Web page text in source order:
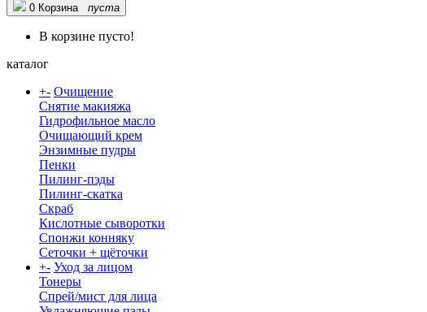
0 Корзина пуста
В корзине пусто!
каталог
+- Очищение
Снятие макияжа
Гидрофильное масло
Очищающий крем
Энзимные пудры
Пенки
Пилинг-пэды
Пилинг-скатка
Скраб
Кислотные сыворотки
Спонжи конняку
Сеточки + щёточки
+- Уход за лицом
Тонеры
Спрей/мист для лица